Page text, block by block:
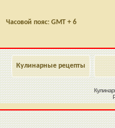
Часовой пояс: GMT + 6
Кулинарные рецепты